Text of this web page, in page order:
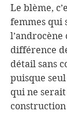
Le blème,
femmes qui
différence
détail sans
puisque
qui ne serait